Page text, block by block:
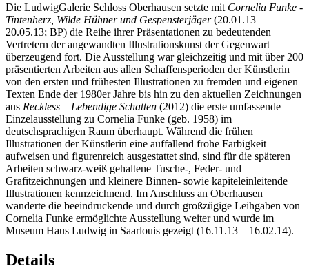
Die LudwigGalerie Schloss Oberhausen setzte mit Cornelia Funke -
Tintenherz, Wilde Hühner und Gespensterjäger(20.01.13 –
20.05.13; BP) die Reihe ihrer Präsentationen zu bedeutenden
Vertretern der angewandten Illustrationskunst der Gegenwart
überzeugend fort. Die Ausstellung war gleichzeitig und mit über 200
präsentierten Arbeiten aus allen Schaffensperioden der Künstlerin
von den ersten und frühesten Illustrationen zu fremden und eigenen
Texten Ende der 1980er Jahre bis hin zu den aktuellen Zeichnungen
aus Reckless – Lebendige Schatten (2012) die erste umfassende
Einzelausstellung zu Cornelia Funke (geb. 1958) im
deutschsprachigen Raum überhaupt. Während die frühen
Illustrationen der Künstlerin eine auffallend frohe Farbigkeit
aufweisen und figurenreich ausgestattet sind, sind für die späteren
Arbeiten schwarz-weiß gehaltene Tusche-, Feder- und
Grafitzeichnungen und kleinere Binnen- sowie kapiteleinleitende
Illustrationen kennzeichnend. Im Anschluss an Oberhausen
wanderte die beeindruckende und durch großzügige Leihgaben von
Cornelia Funke ermöglichte Ausstellung weiter und wurde im
Museum Haus Ludwig in Saarlouis gezeigt (16.11.13 – 16.02.14).
Details